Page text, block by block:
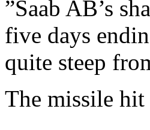
”Saab AB’s
five days
quite steep
The missile hit